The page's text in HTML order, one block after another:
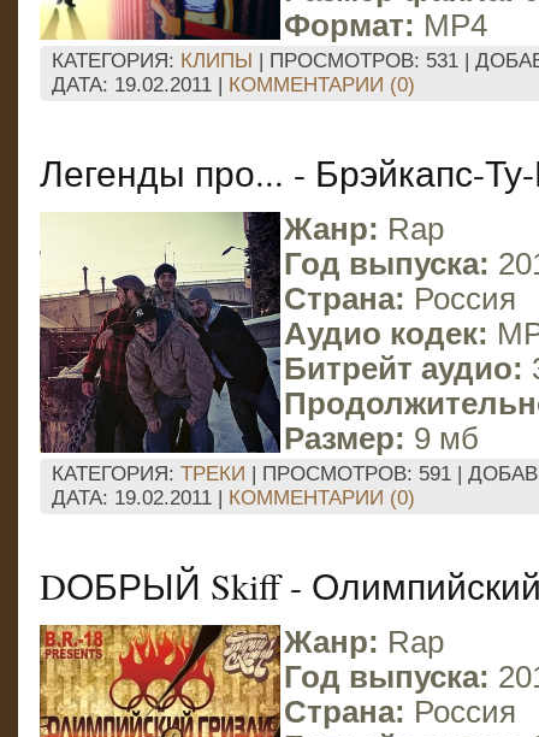
Формат: MP4
КАТЕГОРИЯ: КЛИПЫ | ПРОСМОТРОВ: 531 |
ДАТА: 19.02.2011 | КОММЕНТАРИИ (0)
Легенды про... - Брэйкапс-
Жанр: Rap
Год выпуска:
Страна: Россия
Аудио кодек:
Битрейт аудио:
Размер: 9 мб
КАТЕГОРИЯ: ТРЕКИ | ПРОСМОТРОВ: 591 |
ДАТА: 19.02.2011 | КОММЕНТАРИИ (0)
DОБРЫЙ Skiff - Олимпийский
Жанр: Rap
Год выпуска:
Страна: Россия